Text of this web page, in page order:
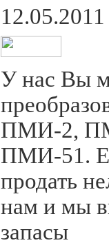
12.05.2011
У нас Вы
ПМИ-2,
ПМИ-51.
продать
нам и мы
запасы